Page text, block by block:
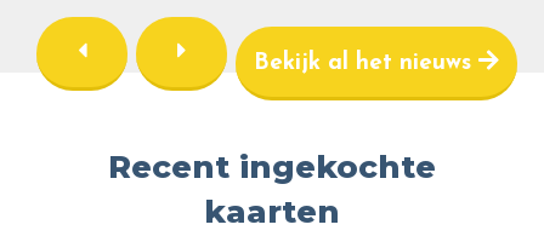
Bekijk al het nieuws
Recent ingekochte
kaarten